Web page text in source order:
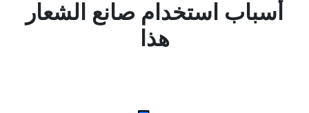
أسباب استخدام صانع الشعار
هذا